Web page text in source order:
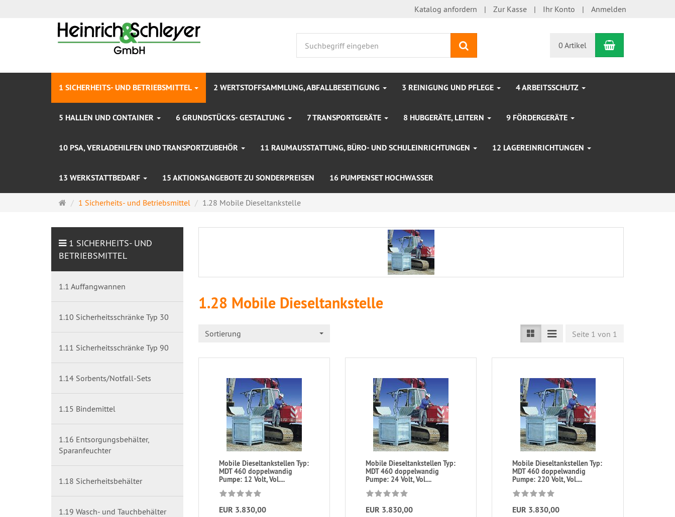
Katalog anfordern Zur Kasse Ihr Konto Anmelden
0 Artikel Warenkorb
1 SICHERHEITS- UND BETRIEBSMITTEL 2 WERTSTOFFSAMMLUNG, ABFALLBESEITIGUNG 3 REINIGUNG UND PFLEGE 4 ARBEITSSCHUTZ
5 HALLEN UND CONTAINER 6 GRUNDSTÜCKS- GESTALTUNG 7 TRANSPORTGERÄTE 8 HUBGERÄTE, LEITERN 9 FÖRDERGERÄTE
10 PSA, VERLADEHILFEN UND TRANSPORTZUBEHÖR 11 RAUMAUSSTATTUNG, BÜRO- UND SCHULEINRICHTUNGEN 12 LAGEREINRICHTUNGEN
13 WERKSTATTBEDARF 15 AKTIONSANGEBOTE ZU SONDERPREISEN 16 PUMPENSET HOCHWASSER
Startseite
1 Sicherheits- und Betriebsmittel 1.28 Mobile Dieseltankstelle
1.28 Mobile Dieseltankstelle
Sortierung Seite 1 von 1
Mobile Dieseltankstellen Typ:
MDT 460 doppelwandig
Pumpe: 12 Volt, Vol....
EUR 3.830,00
Mobile Dieseltankstellen Typ:
MDT 460 doppelwandig
Pumpe: 24 Volt, Vol....
EUR 3.830,00
Mobile Dieseltankstellen Typ:
MDT 460 doppelwandig
Pumpe: 220 Volt, Vol....
EUR 3.830,00
1 SICHERHEITS- UND
BETRIEBSMITTEL
1.1 Auffangwannen
1.10 Sicherheitsschränke Typ 30
1.11 Sicherheitsschränke Typ 90
1.14 Sorbents/Notfall-Sets
1.15 Bindemittel
1.16 Entsorgungsbehälter,
Sparanfeuchter
1.18 Sicherheitsbehälter
1.19 Wasch- und Tauchbehälter